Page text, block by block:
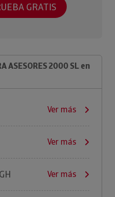
GRATIS
ASESORES 2000 SL en
Ver más
Ver más
Ver más